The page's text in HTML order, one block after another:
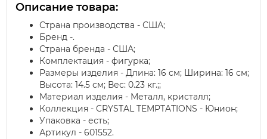
Описание товара:
Страна производства - США;
Бренд -.
Страна бренда - США;
Комплектация - фигурка;
Размеры изделия - Длина: 16 см; Ширина: 16 см;
Высота: 14.5 см; Вес: 0.23 кг.;;
Материал изделия - Металл, кристалл;
Коллекция - CRYSTAL TEMPTATIONS - Юнион;
Упаковка - есть;
Артикул - 601552.